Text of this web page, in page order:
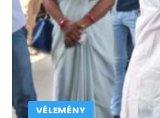
VÉLEMÉNY